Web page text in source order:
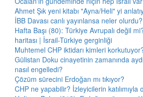
Ahmet Şık yeni kitabı "Ayna/Heli" yi
İBB Davası canlı yayınlansa neler olurdu?
Hafta Başı (80): Türkiye Avrupalı değil
haritası | İsrail-Türkiye gerginliği
Muhtemel CHP iktidarı kimleri
Gülistan Doku cinayetinin zamanında
nasıl engelledi?
Çözüm sürecini Erdoğan mı tıkıyor?
CHP ne yapabilir? İzleyicilerin katılımıyla